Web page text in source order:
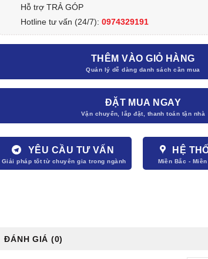
Hỗ trợ TRẢ GÓP
Hotline tư vấn (24/7): 0974329191
THÊM VÀO GIỎ HÀNG
ĐẶT MUA NGAY
YÊU CẦU TƯ VẤN HỆ
ĐÁNH GIÁ (0)